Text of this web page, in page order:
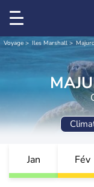
Voyage Iles Marshall
Jan Fév